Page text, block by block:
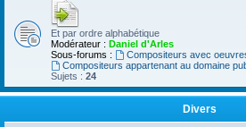
Et par ordre alphabétique
Modérateur : Daniel d'Arles
Sous-forums :
Compositeurs avec
Compositeurs appartenant au domaine
Sujets : 24
Divers